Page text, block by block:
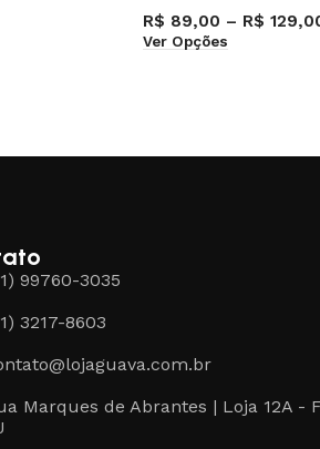
R$ 89,00 – R$
Ver Opções
99760-3035
3217-8603
Marques de Abrantes | Loja 12A -